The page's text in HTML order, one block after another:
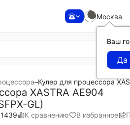
Москва
Ваш
–Кулер для процессора
XASTRA AE904
GL)
К сравнению В избранное